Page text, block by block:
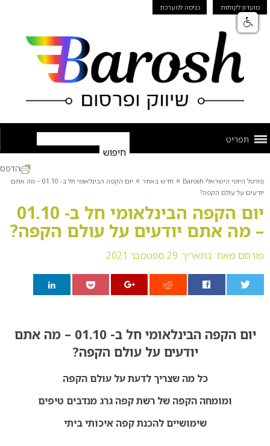
מועדון לקוחות כניסה למערכת
תפריט
פורטל היופי הישראלי Barosh » חדש באתר »
יום הקפה הבינלאומי חל ב- 01.10 – מה אתם
יודעים על עולם הקפה?
יום הקפה הבינלאומי חל ב- 01.10
– מה אתם יודעים על עולם הקפה?
פורסם מאת: בתאריך: 29 ספטמבר 2021
הדפס
יום הקפה הבינלאומי חל ב- 01.10 – מה אתם
יודעים על עולם הקפה?
כל מה שצריך לדעת על עולם הקפה
ומומחה הקפה של רשת קפה גרג מנדבים טיפים
שימושייםלהכנת קפה איכותי ביתי